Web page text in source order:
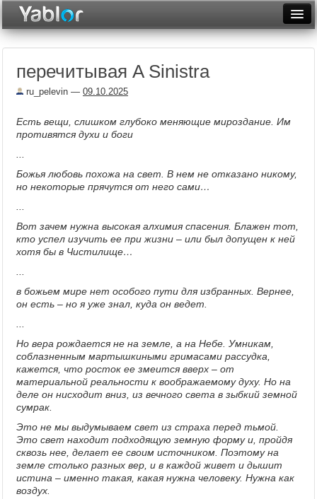
Неделя
Рейтинги
Фототоп
перечитывая A Sinistra
ru_pelevin — 09.10.2025
Есть вещи, слишком глубоко меняющие мироздание. Им
противятся духи и боги
Божья любовь похожа на свет. В нем не отказано никому,
но некоторые прячутся от него сами…
Вот зачем нужна высокая алхимия спасения. Блажен тот,
кто успел изучить ее при жизни – или был допущен к ней
хотя бы в Чистилище…
в божьем мире нет особого пути для избранных. Вернее,
он есть – но я уже знал, куда он ведет.
Но вера рождается не на земле, а на Небе. Умникам,
соблазненным мартышкиными гримасами рассудка,
кажется, что росток ее змеится вверх – от
материальной реальности к воображаемому духу. Но на
деле он нисходит вниз, из вечного света в зыбкий земной
сумрак.
Это не мы выдумываем свет из страха перед тьмой.
Это свет находит подходящую земную форму и, пройдя
сквозь нее, делает ее своим источником. Поэтому на
земле столько разных вер, и в каждой живет и дышит
истина – именно такая, какая нужна человеку. Нужна как
воздух.